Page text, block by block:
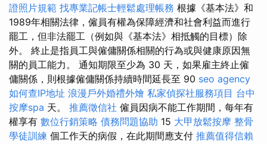
證照片規範 找專業記帳士輕鬆處理帳務 根據《基本法》和
1989年相關法律，僱員有權為保障經濟和社會利益而進行
罷工，但非法罷工（例如與《基本法》相抵觸的目標）除
外。 終止是指員工與僱傭關係相關的行為或與健康原因無
關的員工能力。 通知期限至少為 30 天，如果雇主終止僱
傭關係，則根據僱傭關係持續時間延長至 90 seo agency
如何查IP地址 浪漫戶外婚禮外燴 私家偵探社服務項目 台中
按摩spa 天。 推薦徵信社 僱員因病不能工作期間，每年有
權享有 數位行銷策略 債務問題協助 15 大甲放鬆按摩 整骨
學徒訓練 個工作天的病假，在此期間應支付 推薦值得信賴